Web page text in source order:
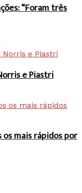
“Foram três
e Piastri
mais rápidos por